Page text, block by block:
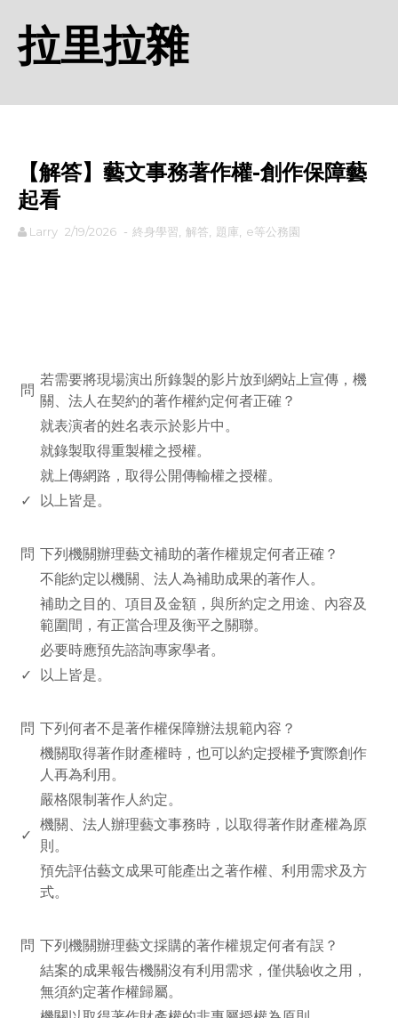
拉里拉雜
【解答】藝文事務著作權-創作保障藝
起看
Larry 2/19/2026 - 終身學習 解答 題庫 e等公務園
問
若需要將現場演出所錄製的影片放到網站上宣傳，機
關、法人在契約的著作權約定何者正確？
就表演者的姓名表示於影片中。
就錄製取得重製權之授權。
就上傳網路，取得公開傳輸權之授權。
✓
以上皆是。
問 下列機關辦理藝文補助的著作權規定何者正確？
不能約定以機關、法人為補助成果的著作人。
補助之目的、項目及金額，與所約定之用途、內容及
範圍間，有正當合理及衡平之關聯。
必要時應預先諮詢專家學者。
✓
以上皆是。
問 下列何者不是著作權保障辦法規範內容？
機關取得著作財產權時，也可以約定授權予實際創作
人再為利用。
嚴格限制著作人約定。
✓
機關、法人辦理藝文事務時，以取得著作財產權為原
則。
預先評估藝文成果可能產出之著作權、利用需求及方
式。
問 下列機關辦理藝文採購的著作權規定何者有誤？
結案的成果報告機關沒有利用需求，僅供驗收之用，
無須約定著作權歸屬。